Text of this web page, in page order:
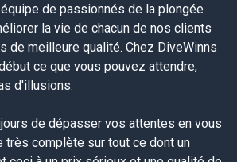
de passionnés de la plongée
la vie de chacun de nos clients
de meilleure qualité. Chez DiveWinns
ce que vous pouvez attendre,
d'illusions.
de dépasser vos attentes en vous
très complète sur tout ce dont un